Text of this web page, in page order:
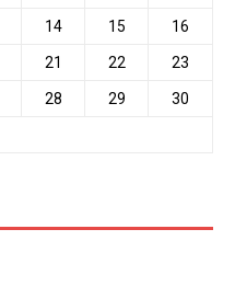
14 15 16
21 22 23
28 29 30